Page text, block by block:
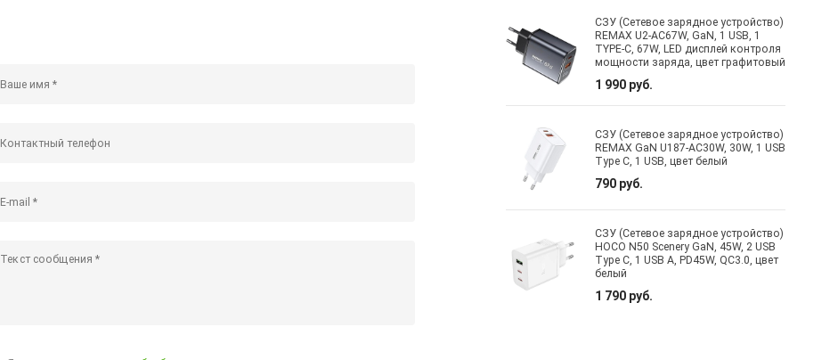
СЗУ (Сетевое зарядное устройство)
REMAX U2-AC67W, GaN, 1 USB, 1
TYPE-C, 67W, LED дисплей контроля
мощности заряда, цвет графитовый
1 990 руб.
СЗУ (Сетевое зарядное устройство)
REMAX GaN U187-AC30W, 30W, 1 USB
Type C, 1 USB, цвет белый
790 руб.
СЗУ (Сетевое зарядное устройство)
HOCO N50 Scenery GaN, 45W, 2 USB
Type C, 1 USB A, PD45W, QC3.0, цвет
белый
1 790 руб.